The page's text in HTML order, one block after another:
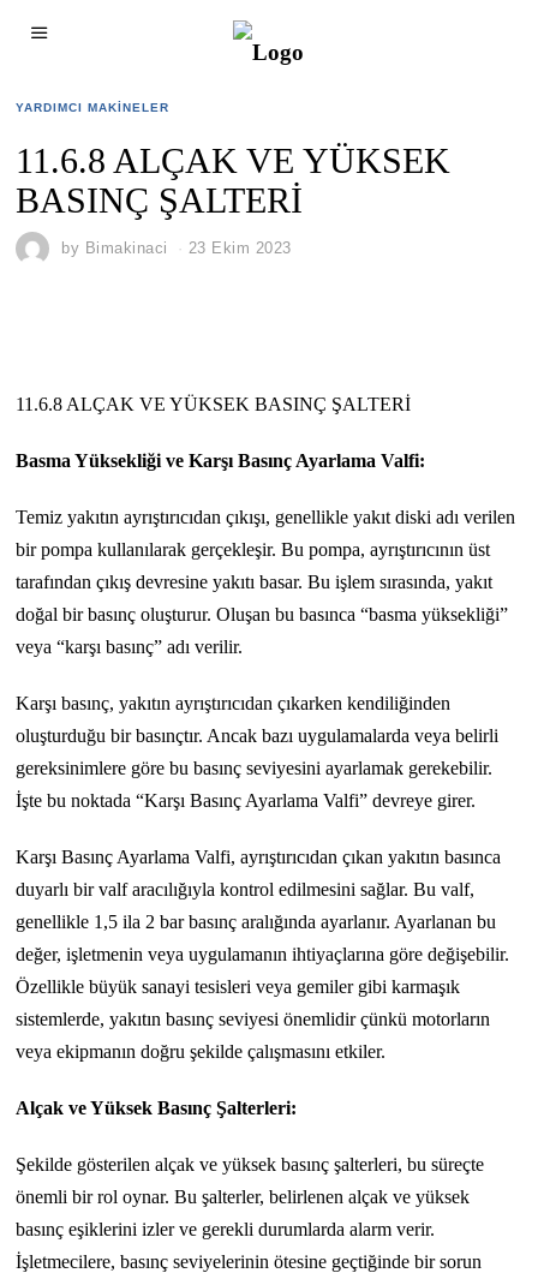
YARDIMCI MAKINELER
11.6.8 ALÇAK VE YÜKSEK
BASINÇ ŞALTERİ
by Bimakinaci 23 Ekim 2023
11.6.8 ALÇAK VE YÜKSEK BASINÇ ŞALTERİ
Basma Yüksekliği ve Karşı Basınç Ayarlama Valfi:
Temiz yakıtın ayrıştırıcıdan çıkışı, genellikle yakıt diski adı verilen
bir pompa kullanılarak gerçekleşir. Bu pompa, ayrıştırıcının üst
tarafından çıkış devresine yakıtı basar. Bu işlem sırasında, yakıt
doğal bir basınç oluşturur. Oluşan bu basınca “basma yüksekliği”
veya “karşı basınç” adı verilir.
Karşı basınç, yakıtın ayrıştırıcıdan çıkarken kendiliğinden
oluşturduğu bir basınçtır. Ancak bazı uygulamalarda veya belirli
gereksinimlere göre bu basınç seviyesini ayarlamak gerekebilir.
İşte bu noktada “Karşı Basınç Ayarlama Valfi” devreye girer.
Karşı Basınç Ayarlama Valfi, ayrıştırıcıdan çıkan yakıtın basınca
duyarlı bir valf aracılığıyla kontrol edilmesini sağlar. Bu valf,
genellikle 1,5 ila 2 bar basınç aralığında ayarlanır. Ayarlanan bu
değer, işletmenin veya uygulamanın ihtiyaçlarına göre değişebilir.
Özellikle büyük sanayi tesisleri veya gemiler gibi karmaşık
sistemlerde, yakıtın basınç seviyesi önemlidir çünkü motorların
veya ekipmanın doğru şekilde çalışmasını etkiler.
Alçak ve Yüksek Basınç Şalterleri:
Şekilde gösterilen alçak ve yüksek basınç şalterleri, bu süreçte
önemli bir rol oynar. Bu şalterler, belirlenen alçak ve yüksek
basınç eşiklerini izler ve gerekli durumlarda alarm verir.
İşletmecilere, basınç seviyelerinin ötesine geçtiğinde bir sorun